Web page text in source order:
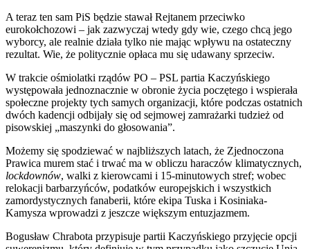
A teraz ten sam PiS będzie stawał Rejtanem przeciwko
eurokołchozowi – jak zazwyczaj wtedy gdy wie, czego chcą jego
wyborcy, ale realnie działa tylko nie mając wpływu na ostateczny
rezultat. Wie, że politycznie opłaca mu się udawany sprzeciw.
W trakcie ośmiolatki rządów PO – PSL partia Kaczyńskiego
występowała jednoznacznie w obronie życia poczętego i wspierała
społeczne projekty tych samych organizacji, które podczas ostatnich
dwóch kadencji odbijały się od sejmowej zamrażarki tudzież od
pisowskiej „maszynki do głosowania”.
Możemy się spodziewać w najbliższych latach, że Zjednoczona
Prawica murem stać i trwać ma w obliczu haraczów klimatycznych,
lockdownów, walki z kierowcami i 15-minutowych stref; wobec
relokacji barbarzyńców, podatków europejskich i wszystkich
zamordystycznych fanaberii, które ekipa Tuska i Kosiniaka-
Kamysza wprowadzi z jeszcze większym entuzjazmem.
Bogusław Chrabota przypisuje partii Kaczyńskiego przyjęcie opcji